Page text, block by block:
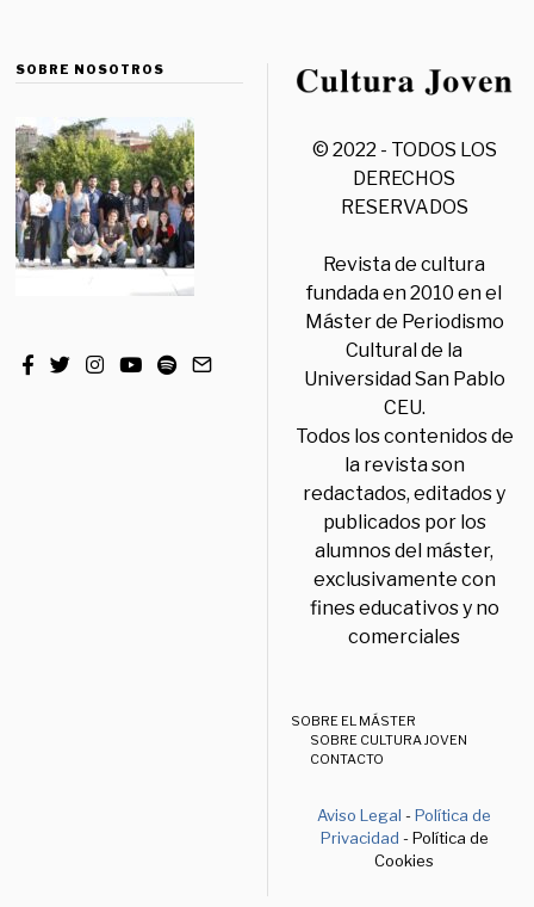
SOBRE NOSOTROS
© 2022 - TODOS LOS
DERECHOS
RESERVADOS
Revista de cultura
fundada en 2010 en el
Máster de Periodismo
Cultural de la
Universidad San Pablo
CEU.
Todos los contenidos de
la revista son
redactados, editados y
publicados por los
alumnos del máster,
exclusivamente con
fines educativos y no
comerciales
SOBRE EL MÁSTER
SOBRE CULTURA JOVEN
CONTACTO
Aviso Legal -Política de
Privacidad - Política de
Cookies